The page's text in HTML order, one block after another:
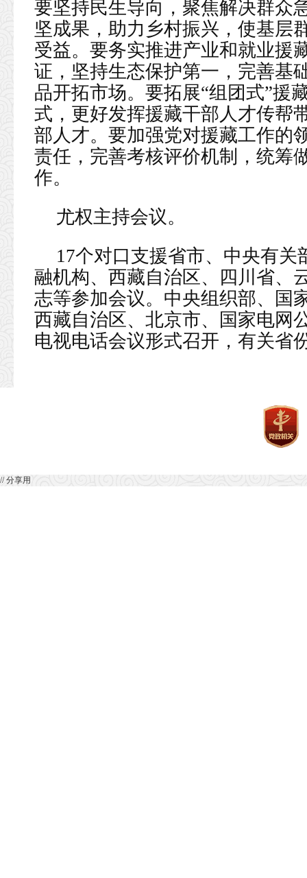
要坚持民生导向，聚焦解决群众
坚成果，助力乡村振兴，使基层
受益。要务实推进产业和就业援
证，坚持生态保护第一，完善基
品开拓市场。要拓展“组团式”援
式，更好发挥援藏干部人才传帮
部人才。要加强党对援藏工作的
责任，完善考核评价机制，统筹
作。
尤权主持会议。
17个对口支援省市、中央有
融机构、西藏自治区、四川省、
志等参加会议。中央组织部、国
西藏自治区、北京市、国家电网
电视电话会议形式召开，有关省
// 分享用